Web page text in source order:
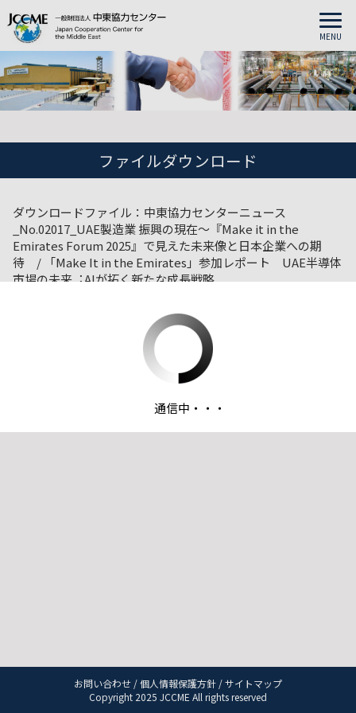
MENU
ファイルダウンロード
ダウンロードファイル：中東協力センターニュース
_No.02017_UAE製造業 振興の現在〜『Make it in the
Emirates Forum 2025』で見えた未来像と日本企業への期
待 / 「Make It in the Emirates」参加レポート UAE半導体
市場の未来︓AIが拓く新たな成長戦略
お問い合わせ /個人情報保護方針 /サイトマップ
Copyright 2025 JCCME All rights reserved
通信中・・・